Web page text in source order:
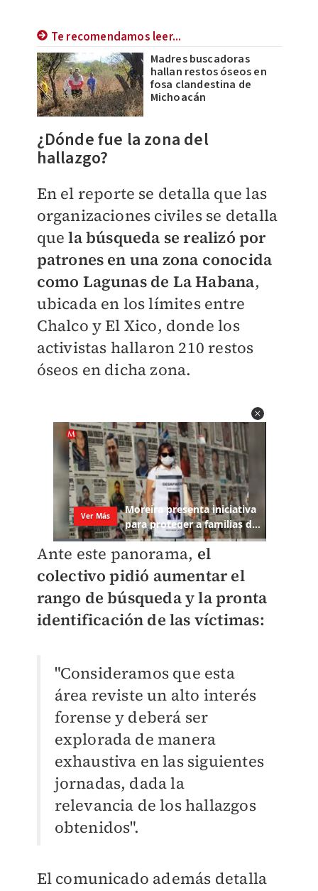
Te recomendamos leer...
Madres buscadoras
hallan restos óseos en
fosa clandestina de
Michoacán
¿Dónde fue la zona del
hallazgo?
En el reporte se detalla que las
organizaciones civiles se detalla
quela búsqueda se realizó por
patrones en una zona conocida
como Lagunas de La Habana,
ubicada en los límites entre
Chalco y El Xico, donde los
activistas hallaron 210 restos
óseos en dicha zona.
Ante este panorama, el
colectivo pidió aumentar el
rango de búsqueda y la pronta
identificación de las víctimas:
"Consideramos que esta
área reviste un alto interés
forense y deberá ser
explorada de manera
exhaustiva en las siguientes
jornadas, dada la
relevancia de los hallazgos
obtenidos".
El comunicado además detalla